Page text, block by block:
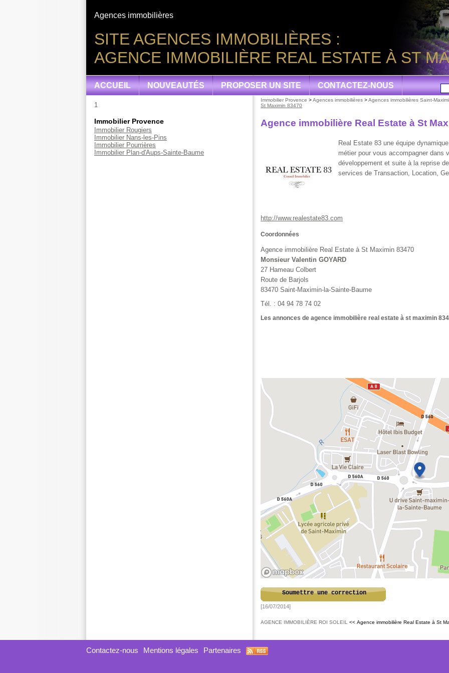
SITE AGENCES IMMOBILIÈRES :
AGENCE IMMOBILIÈRE REAL ESTATE À ST
Agences immobilières
ACCUEIL NOUVEAUTÉS PROPOSER UN SITE CONTACTEZ-NOUS
1
Immobilier Provence
Immobilier Rougiers
Immobilier Nans-les-Pins
Immobilier Pourrières
Immobilier Plan-d'Aups-Sainte-Baume
Immobilier Provence >Agences immobilières >Agences immobilières Saint-
St Maximin 83470
Agence immobilière Real Estate à St
Real Estate 83 une équipe
métier pour vous accompagner dans
développement et suite à la reprise
services de Transaction, Location,
http://www.realestate83.com
Coordonnées
Agence immobilière Real Estate à St Maximin 83470
Monsieur Valentin GOYARD
27 Hameau Colbert
Route de Barjols
83470 Saint-Maximin-la-Sainte-Baume
Tél. : 04 94 78 74 02
Les annonces de agence immobilière real estate à st maximin
Soumettre une correction
[16/07/2014]
AGENCE IMMOBILIÈRE ROI SOLEIL << Agence immobilière Real Estate à St
Contactez-nous Mentions légales Partenaires